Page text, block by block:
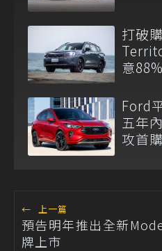
打破
意
Ford
五年
攻首
← 上一篇
預告明年推出全新
牌上市